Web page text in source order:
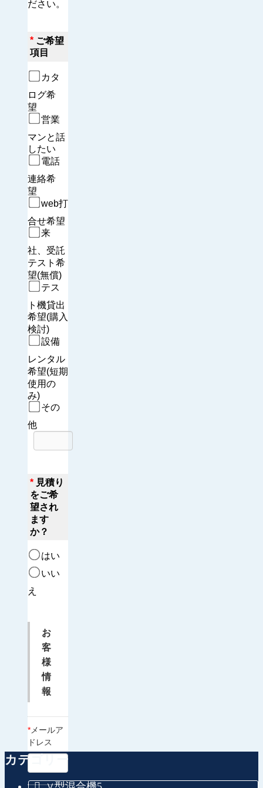
ださい。
* ご希望
項目
カタ
ログ希
望
営業
マンと話
したい
電話
連絡希
望
web打
合せ希望
来
社、受託
テスト希
望(無償)
テス
ト機貸出
希望(購入
検討)
設備
レンタル
希望(短期
使用の
み)
その
他
* 見積り
をご希
望され
ます
か？
はい
いい
え
お
客
様
情
報
*メールア
ドレス
カテゴリー